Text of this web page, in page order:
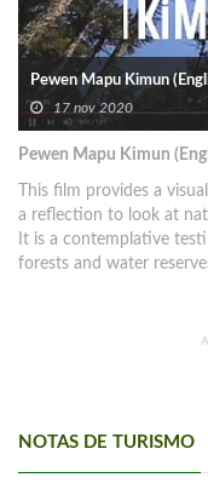
Pewen Mapu Kimun
17 nov 2020
Pewen Mapu Kimun
This film provides a
a reflection to look at
It is a contemplative
forests and water
NOTAS DE TURISMO